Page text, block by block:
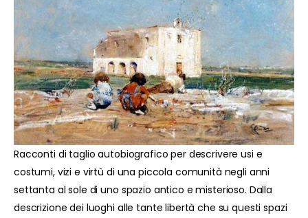
Racconti di taglio autobiografico per descrivere usi e
costumi, vizi e virtù di una piccola comunità negli anni
settanta al sole di uno spazio antico e misterioso. Dalla
descrizione dei luoghi alle tante libertà che su questi spazi